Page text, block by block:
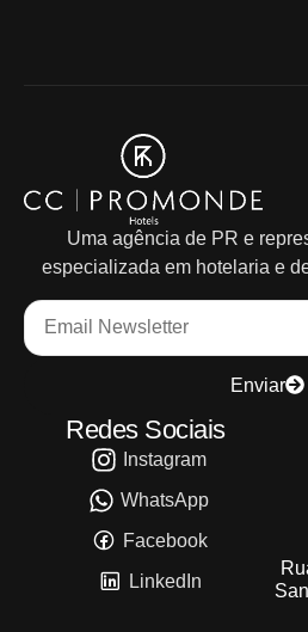
Uma agência de PR e
especializada em hotelaria e
Enviar
Redes Sociais
Instagram
WhatsApp
Facebook
LinkedIn